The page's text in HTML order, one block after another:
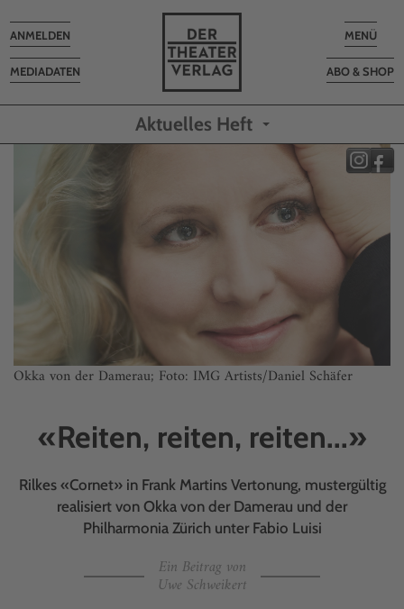
Toggle
MENÜ
ABO & SHOP
MEDIADATEN
Toggle
navigation
ANMELDEN
Aktuelles Heft
Okka von der Damerau; Foto: IMG Artists/Daniel Schäfer
«Reiten, reiten, reiten...»
Rilkes «Cornet» in Frank Martins Vertonung, mustergültig
realisiert von Okka von der Damerau und der
Philharmonia Zürich unter Fabio Luisi
Ein Beitrag von
Uwe Schweikert